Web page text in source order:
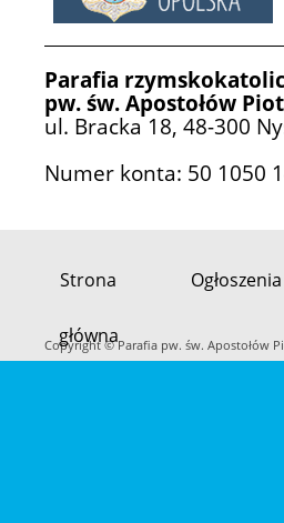
Parafia
pw. św. Apostołów
ul. Bracka 18, 48-300
Numer konta: 50 1050
PrzeskoczStrona
główna
Ogłoszenia
Copyright © Parafia pw. św. Apostołów